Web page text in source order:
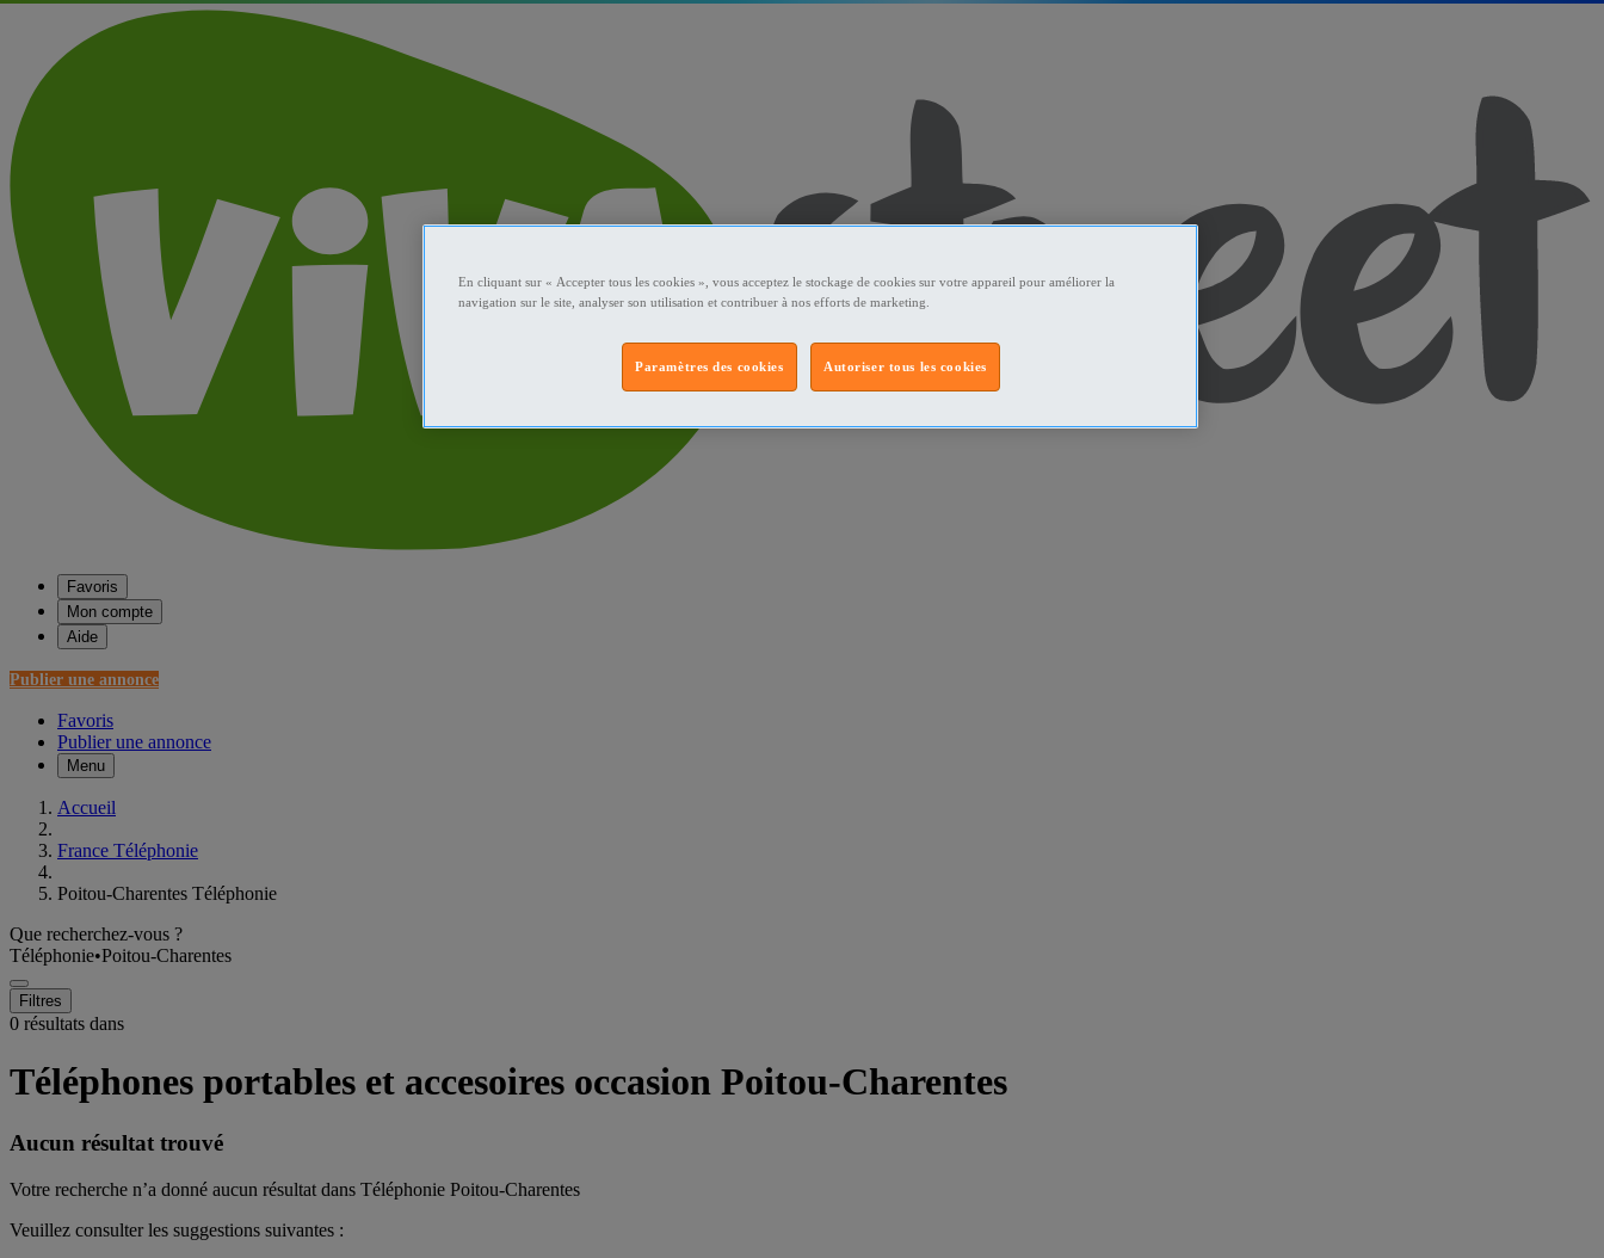
Favoris
Mon compte
Aide
Publier une annonce
Favoris
Publier une annonce
Menu
Accueil
France Téléphonie
Poitou-Charentes Téléphonie
Que recherchez-vous ?
Téléphonie•Poitou-Charentes
Filtres
0 résultats dans
Téléphones portables et accesoires occasion Poitou-Charentes
Aucun résultat trouvé
Votre recherche n’a donné aucun résultat dans Téléphonie Poitou-Charentes
Veuillez consulter les suggestions suivantes :
En cliquant sur « Accepter tous les cookies », vous acceptez le stockage de cookies sur votre appareil pour améliorer la
navigation sur le site, analyser son utilisation et contribuer à nos efforts de marketing.
Autoriser tous les cookies
Paramètres des cookies